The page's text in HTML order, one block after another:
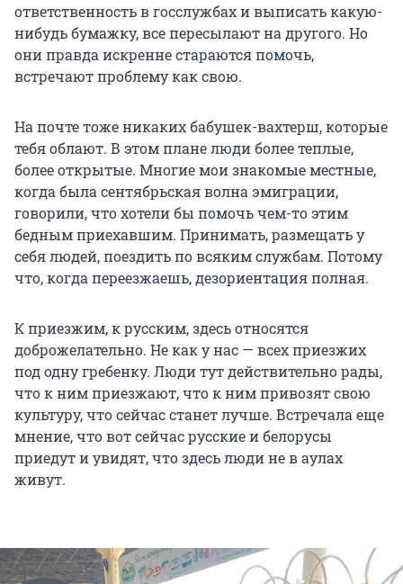
ответственность в госслужбах и выписать какую-
нибудь бумажку, все пересылают на другого. Но
они правда искренне стараются помочь,
встречают проблему как свою.
На почте тоже никаких бабушек-вахтерш, которые
тебя облают. В этом плане люди более теплые,
более открытые. Многие мои знакомые местные,
когда была сентябрьская волна эмиграции,
говорили, что хотели бы помочь чем-то этим
бедным приехавшим. Принимать, размещать у
себя людей, поездить по всяким службам. Потому
что, когда переезжаешь, дезориентация полная.
К приезжим, к русским, здесь относятся
доброжелательно. Не как у нас — всех приезжих
под одну гребенку. Люди тут действительно рады,
что к ним приезжают, что к ним привозят свою
культуру, что сейчас станет лучше. Встречала еще
мнение, что вот сейчас русские и белорусы
приедут и увидят, что здесь люди не в аулах
живут.